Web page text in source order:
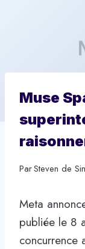
Muse
ParSteven de
Meta
publiée le 8
concurrence